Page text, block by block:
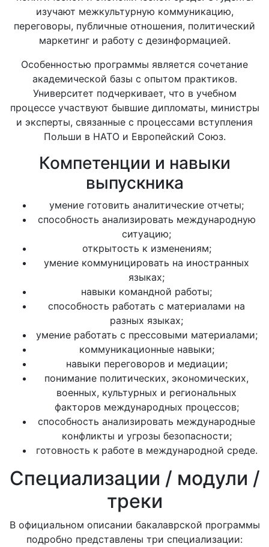
изучают межкультурную коммуникацию,
переговоры, публичные отношения, политический
маркетинг и работу с дезинформацией.
Особенностью программы является сочетание
академической базы с опытом практиков.
Университет подчеркивает, что в учебном
процессе участвуют бывшие дипломаты, министры
и эксперты, связанные с процессами вступления
Польши в НАТО и Европейский Союз.
Компетенции и навыки
выпускника
умение готовить аналитические отчеты;
способность анализировать международную
ситуацию;
открытость к изменениям;
умение коммуницировать на иностранных
языках;
навыки командной работы;
способность работать с материалами на
разных языках;
умение работать с прессовыми материалами;
коммуникационные навыки;
навыки переговоров и медиации;
понимание политических, экономических,
военных, культурных и региональных
факторов международных процессов;
способность анализировать международные
конфликты и угрозы безопасности;
готовность к работе в международной среде.
Специализации / модули /
треки
В официальном описании бакалаврской программы
подробно представлены три специализации: